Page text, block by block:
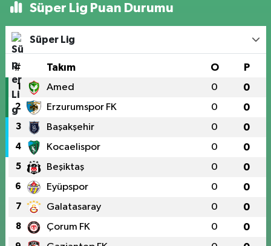
Süper Lig Puan Durumu
Süper Lig
# Takım O P
1 Amed 0 0
2 Erzurumspor FK 0 0
3 Başakşehir 0 0
4 Kocaelispor 0 0
5 Beşiktaş 0 0
6 Eyüpspor 0 0
7 Galatasaray 0 0
8 Çorum FK 0 0